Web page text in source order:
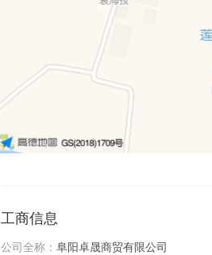
工商信息
公司全称： 阜阳卓晟商贸有限公司